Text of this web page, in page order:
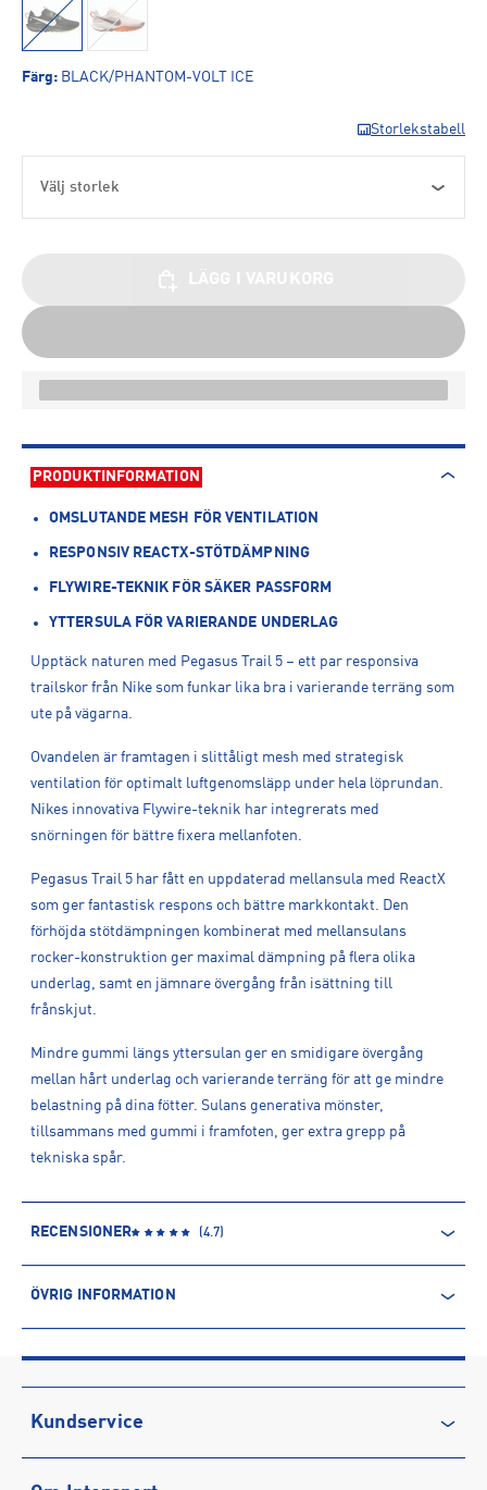
Färg: BLACK/PHANTOM-VOLT ICE
Storlekstabell
Välj storlek
PRODUKTINFORMATION
OMSLUTANDE MESH FÖR VENTILATION
RESPONSIV REACTX-STÖTDÄMPNING
FLYWIRE-TEKNIK FÖR SÄKER PASSFORM
YTTERSULA FÖR VARIERANDE UNDERLAG
Upptäck naturen med Pegasus Trail 5 – ett par responsiva
trailskor från Nike som funkar lika bra i varierande terräng som
ute på vägarna.
Ovandelen är framtagen i slittåligt mesh med strategisk
ventilation för optimalt luftgenomsläpp under hela löprundan.
Nikes innovativa Flywire-teknik har integrerats med
snörningen för bättre fixera mellanfoten.
Pegasus Trail 5 har fått en uppdaterad mellansula med ReactX
som ger fantastisk respons och bättre markkontakt. Den
förhöjda stötdämpningen kombinerat med mellansulans
rocker-konstruktion ger maximal dämpning på flera olika
underlag, samt en jämnare övergång från isättning till
frånskjut.
Mindre gummi längs yttersulan ger en smidigare övergång
mellan hårt underlag och varierande terräng för att ge mindre
belastning på dina fötter. Sulans generativa mönster,
tillsammans med gummi i framfoten, ger extra grepp på
tekniska spår.
RECENSIONER (4.7)
ÖVRIG INFORMATION
Produktnummer: 1570365
Leverantörens produktnummer: DV3864
Artikelnummer: 157036509-BLACK/PHANTOM-VOLT ICE
Kundservice